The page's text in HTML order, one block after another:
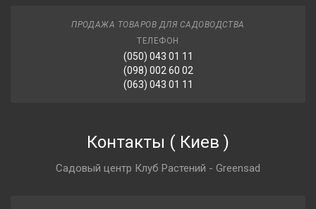
ПРОДАЖА ТОВАРОВ ДЛЯ САДОВОДСТВА
ТЕЛЕФОН
(050) 043 01 11
(098) 002 60 02
(063) 043 01 11
Контакты ( Киев )
Садовый центр Клуб Растений - Greensad